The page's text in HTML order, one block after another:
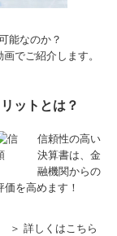
能なのか？
でご紹介します。
ットとは？
信頼性の高い
決算書は、金
融機関からの
価を高めます！
＞ 詳しくはこちら